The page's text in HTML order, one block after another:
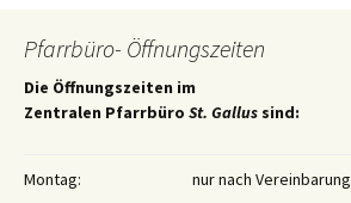
Pfarrbüro- Öffnungszeiten
Die Öffnungszeiten im
Zentralen Pfarrbüro St. Gallus sind:
Montag: nur nach Vereinbarung